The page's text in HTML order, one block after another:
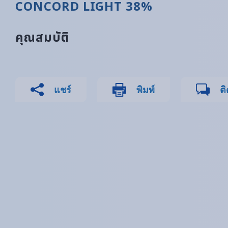
CONCORD LIGHT 38%
คุณสมบัติ
แชร์ พิมพ์ ติ